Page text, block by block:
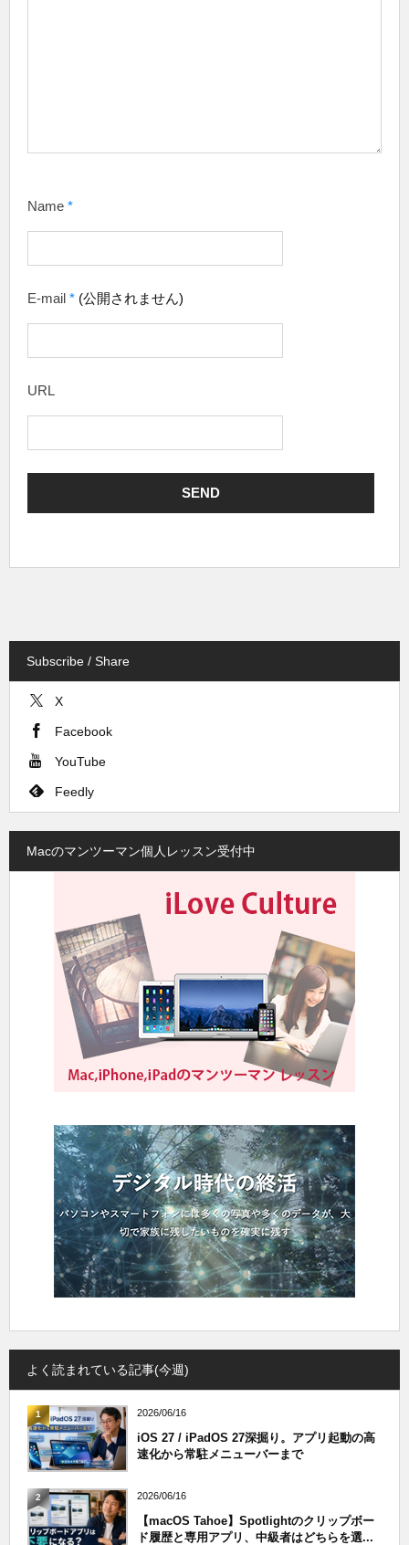
Name *
E-mail * (公開されません)
URL
Subscribe / Share
X
Facebook
YouTube
Feedly
Macのマンツーマン個人レッスン受付中
よく読まれている記事(今週)
1 2026/06/16
iOS 27 / iPadOS 27深掘り。アプリ起動の高
速化から常駐メニューバーまで
2 2026/06/16
【macOS Tahoe】Spotlightのクリップボー
ド履歴と専用アプリ、中級者はどちらを選...